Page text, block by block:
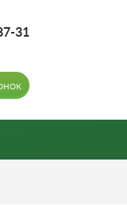
31